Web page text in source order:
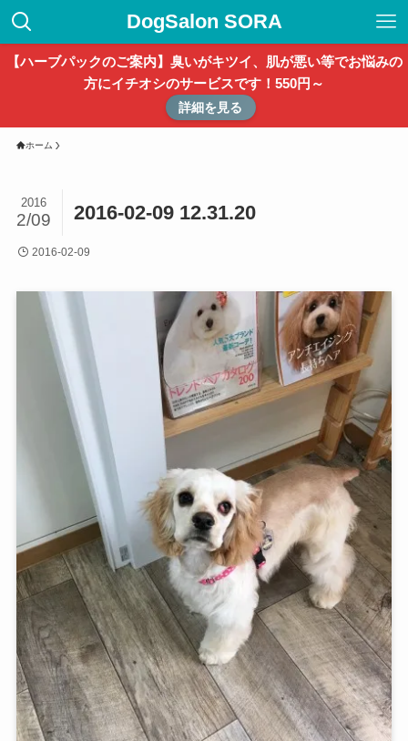
DogSalon SORA
【ハーブパックのご案内】臭いがキツイ、肌が悪い等でお悩みの
方にイチオシのサービスです！550円～
詳細を見る
ホーム
2016-02-09 12.31.20
2016
2/09
2016-02-09